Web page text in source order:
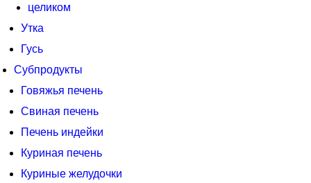
целиком
Утка
Гусь
Субпродукты
Говяжья печень
Свиная печень
Печень индейки
Куриная печень
Куриные желудочки